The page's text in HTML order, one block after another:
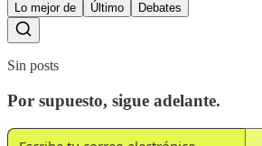
Lo mejor de Último Debates
Sin posts
Por supuesto, sigue adelante.